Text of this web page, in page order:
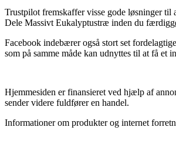
Trustpilot fremskaffer visse gode løsninger
Dele Massivt Eukalyptustræ inden du
Facebook indebærer også stort set
som på samme måde kan udnyttes til at få et
Hjemmesiden er finansieret ved hjælp af
sender videre fuldfører en handel.
Informationer om produkter og internet